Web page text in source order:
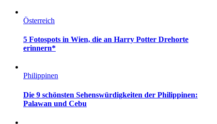
Österreich
5 Fotospots in Wien, die an Harry Potter Drehorte
erinnern*
Philippinen
Die 9 schönsten Sehenswürdigkeiten der Philippinen:
Palawan und Cebu